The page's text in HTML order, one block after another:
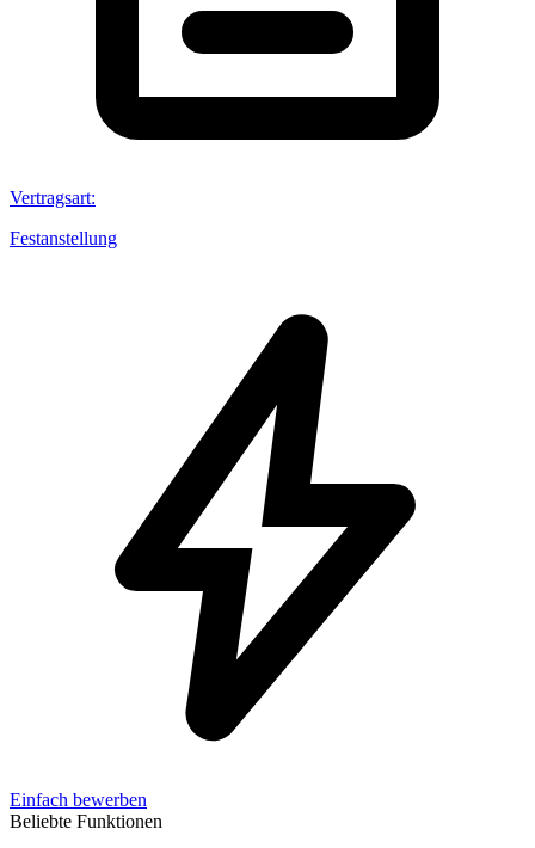
Vertragsart:
Festanstellung
Einfach bewerben
Beliebte Funktionen